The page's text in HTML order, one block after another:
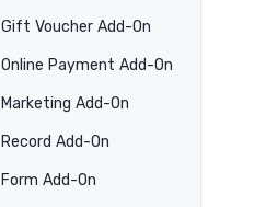
Gift Voucher Add-On
Online Payment Add-On
Marketing Add-On
Record Add-On
Form Add-On